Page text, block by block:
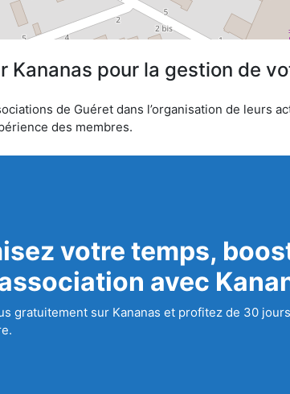
Kananas pour la gestion de
de Guéret dans l’organisation de
des membres.
votre temps,
avec
gratuitement sur Kananas et profitez de 30 jours